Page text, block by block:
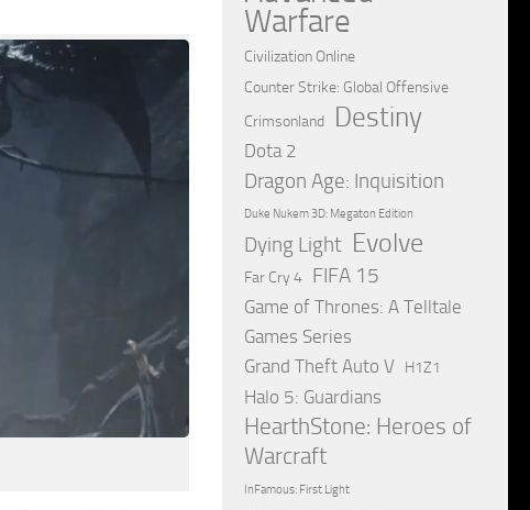
Warfare
Civilization Online
Counter Strike: Global Offensive
Crimsonland
Destiny
Dota 2
Dragon Age: Inquisition
Duke Nukem 3D: Megaton Edition
Dying Light Evolve
Far Cry 4 FIFA 15
Game of Thrones: A Telltale
Games Series
Grand Theft Auto V H1Z1
Halo 5: Guardians
HearthStone: Heroes of
Warcraft
InFamous: First Light